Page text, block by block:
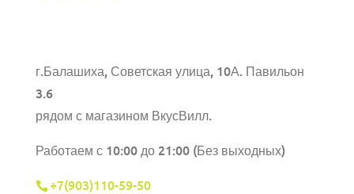
г.Балашиха, Советская улица, 10А. Павильон
3.6
рядом с магазином ВкусВилл.
Работаем с 10:00 до 21:00 (Без выходных)
+7(903)110-59-50